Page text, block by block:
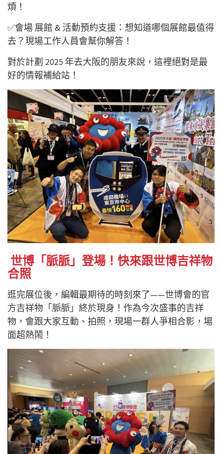
煩！
✅會場 展館 & 活動預約支援：想知道哪個展館最值得
去？現場工作人員會幫你解答！
對於計劃 2025 年去大阪的朋友來說，這裡絕對是最
好的情報補給站！
世博「脈脈」登場！快來跟世博吉祥物
合照
逛完展位後，編輯最期待的時刻來了——世博會的官
方吉祥物「脈脈」終於現身！作為今次盛事的吉祥
物，會跟大家互動、拍照，現場一群人爭相合影，場
面超熱鬧！